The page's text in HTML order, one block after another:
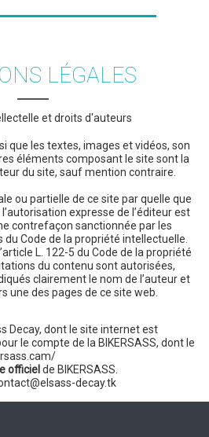
LÉGALES
et droits d'auteurs
que les textes, images et vidéos, son
éléments composant le site sont la
du site, sauf mention contraire.
ou partielle de ce site par quelle que
expresse de l’éditeur est
contrefaçon sanctionnée par les
Code de la propriété intellectuelle.
L. 122-5 du Code de la propriété
du contenu sont autorisées,
clairement le nom de l’auteur et
une des pages de ce site web.
Decay, dont le site internet est
le compte de la BIKERSASS, dont le
officiel de BIKERSASS.
decay.tk